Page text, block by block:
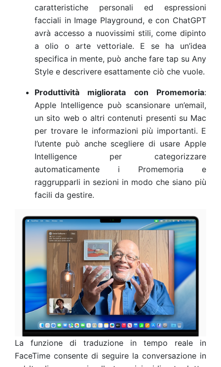
caratteristiche personali ed espressioni
facciali in Image Playground, e con ChatGPT
avrà accesso a nuovissimi stili, come dipinto
a olio o arte vettoriale. E se ha un’idea
specifica in mente, può anche fare tap su Any
Style e descrivere esattamente ciò che vuole.
Produttività migliorata con Promemoria:
Apple Intelligence può scansionare un’email,
un sito web o altri contenuti presenti su Mac
per trovare le informazioni più importanti. E
l’utente può anche scegliere di usare Apple
Intelligence per categorizzare
automaticamente i Promemoria e
raggrupparli in sezioni in modo che siano più
facili da gestire.
La funzione di traduzione in tempo reale in
FaceTime consente di seguire la conversazione in